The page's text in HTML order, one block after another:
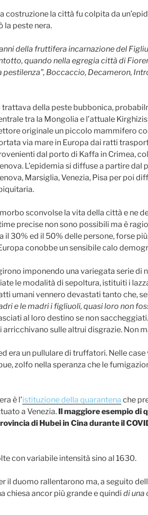
costruzione la città fu colpita da
la peste nera.
della fruttifera incarnazione del
quando nella egregia città di
Boccaccio, Decameron,
trattava della peste bubbonica,
tra la Mongolia e l’attuale
originale un piccolo mammifero
via mare in Europa dai ratti
dal porto di Kaffa in Crimea,
L’epidemia si diffuse a partire dal
Marsiglia, Venezia, Pisa per poi
sconvolse la vita della città e ne
precise non sono possibili ma è
il 30% ed il 50% delle persone, forse
conobbe un sensibile calo
imponendo una variegata serie di
le modalità di sepoltura, istituiti i
umani vennero devastati tanto che,
e le madri i figliuoli, quasi loro non
al loro destino se non
sulle altrui disgrazie. Non
era un pullulare di truffatori. Nelle
zolfo nella speranza che le
è l’istituzione della quarantena che
a Venezia. Il maggiore esempio di
di Hubei in Cina durante il
con variabile intensità sino al 1630.
il duomo rallentarono ma, a seguito
chiesa ancor più grande e quindi di una